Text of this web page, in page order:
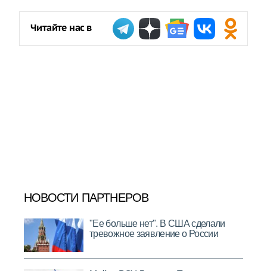
Читайте нас в